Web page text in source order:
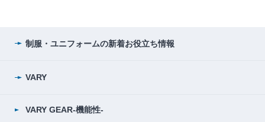
制服・ユニフォームの新着お役立ち情報
VARY
VARY GEAR-機能性-